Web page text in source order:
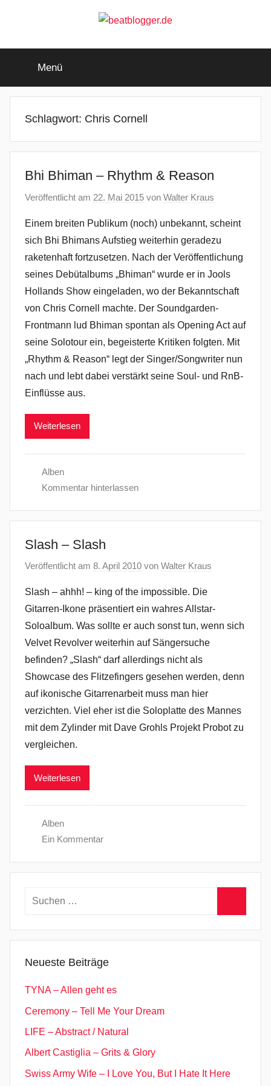
beatblogger.de
beat
goes
Menü
Schlagwort: Chris Cornell
Bhi Bhiman – Rhythm & Reason
Veröffentlicht am 22. Mai 2015 von Walter Kraus
Einem breiten Publikum (noch) unbekannt, scheint
sich Bhi Bhimans Aufstieg weiterhin geradezu
raketenhaft fortzusetzen. Nach der Veröffentlichung
seines Debütalbums „Bhiman“ wurde er in Jools
Hollands Show eingeladen, wo der Bekanntschaft
von Chris Cornell machte. Der Soundgarden-
Frontmann lud Bhiman spontan als Opening Act auf
seine Solotour ein, begeisterte Kritiken folgten. Mit
„Rhythm & Reason“ legt der Singer/Songwriter nun
nach und lebt dabei verstärkt seine Soul- und RnB-
Einflüsse aus.
Weiterlesen
Alben
Kommentar hinterlassen
Slash – Slash
Veröffentlicht am 8. April 2010 von Walter Kraus
Slash – ahhh! – king of the impossible. Die
Gitarren-Ikone präsentiert ein wahres Allstar-
Soloalbum. Was sollte er auch sonst tun, wenn sich
Velvet Revolver weiterhin auf Sängersuche
befinden? „Slash“ darf allerdings nicht als
Showcase des Flitzefingers gesehen werden, denn
auf ikonische Gitarrenarbeit muss man hier
verzichten. Viel eher ist die Soloplatte des Mannes
mit dem Zylinder mit Dave Grohls Projekt Probot zu
vergleichen.
Weiterlesen
Alben
Ein Kommentar
Suchen
Neueste Beiträge
TYNA – Allen geht es
Ceremony – Tell Me Your Dream
LIFE – Abstract / Natural
Albert Castiglia – Grits & Glory
Swiss Army Wife – I Love You, But I Hate It Here